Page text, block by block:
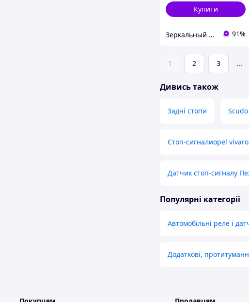
Купити
Зеркальный элемент 91%
1 2 3 ...
Дивись також
Задні стопи Scudo
Стоп-сигналиopel
Датчик стоп-сигналу
Популярні категорії
Автомобільні реле і
Додаткові,